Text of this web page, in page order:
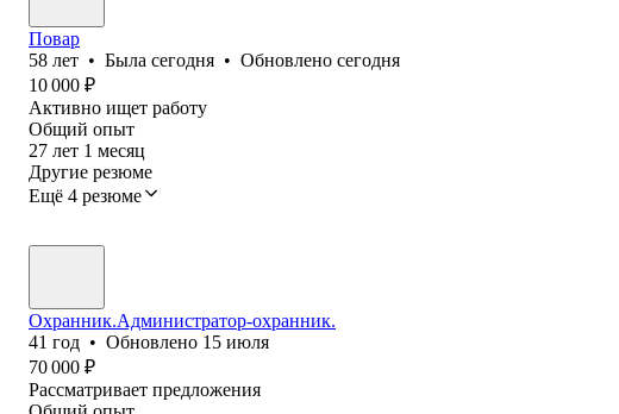
Повар
58 лет • Была сегодня • Обновлено сегодня
10 000 ₽
Активно ищет работу
Общий опыт
27 лет 1 месяц
Другие резюме
Ещё 4 резюме
Охранник.Администратор-охранник.
41 год • Обновлено 15 июля
70 000 ₽
Рассматривает предложения